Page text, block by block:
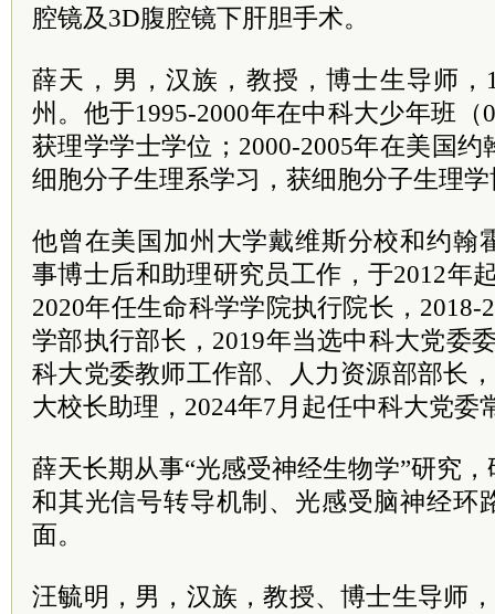
腔镜及3D腹腔镜下肝胆手术。
薛天，男，汉族，教授，博士生导师，
州。他于1995-2000年在中科大少年班
获理学学士学位；2000-2005年在美国
细胞分子生理系学习，获细胞分子生理
他曾在美国加州大学戴维斯分校和约翰
事博士后和助理研究员工作，于2012年
2020年任生命科学学院执行院长，2018-
学部执行部长，2019年当选中科大党委
科大党委教师工作部、人力资源部部长
大校长助理，2024年7月起任中科大党委
薛天长期从事“光感受神经生物学”研究
和其光信号转导机制、光感受脑神经环
面。
汪毓明，男，汉族，教授、博士生导师